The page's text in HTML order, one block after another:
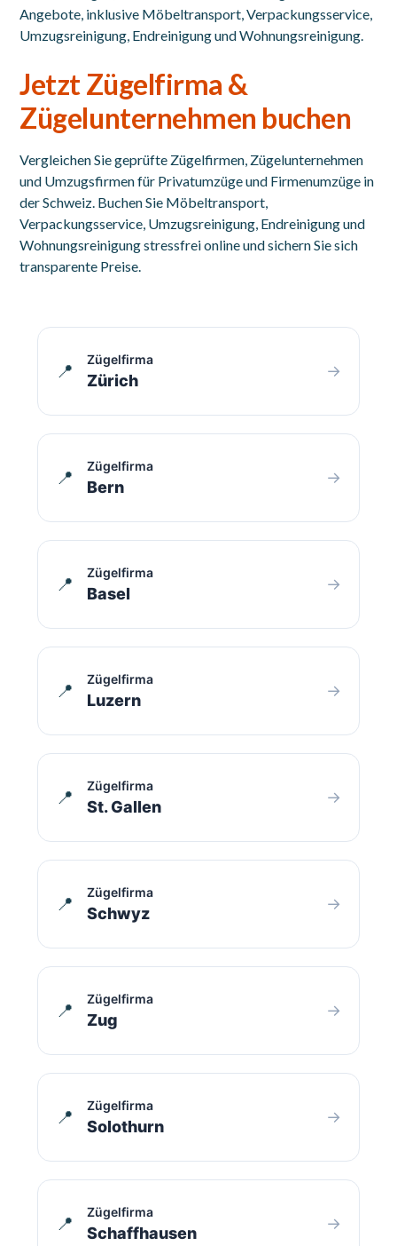
Angebote, inklusive Möbeltransport, Verpackungsservice,
Umzugsreinigung, Endreinigung und Wohnungsreinigung.
Jetzt Zügelfirma &
Zügelunternehmen buchen
Vergleichen Sie geprüfte Zügelfirmen, Zügelunternehmen
und Umzugsfirmen für Privatumzüge und Firmenumzüge in
der Schweiz. Buchen Sie Möbeltransport,
Verpackungsservice, Umzugsreinigung, Endreinigung und
Wohnungsreinigung stressfrei online und sichern Sie sich
transparente Preise.
📍
Zügelfirma
Zürich →
📍
Zügelfirma
Bern →
📍
Zügelfirma
Basel →
📍
Zügelfirma
Luzern →
📍
Zügelfirma
St. Gallen →
📍
Zügelfirma
Schwyz →
📍
Zügelfirma
Zug →
📍
Zügelfirma
Solothurn →
📍
Zügelfirma
Schaffhausen →